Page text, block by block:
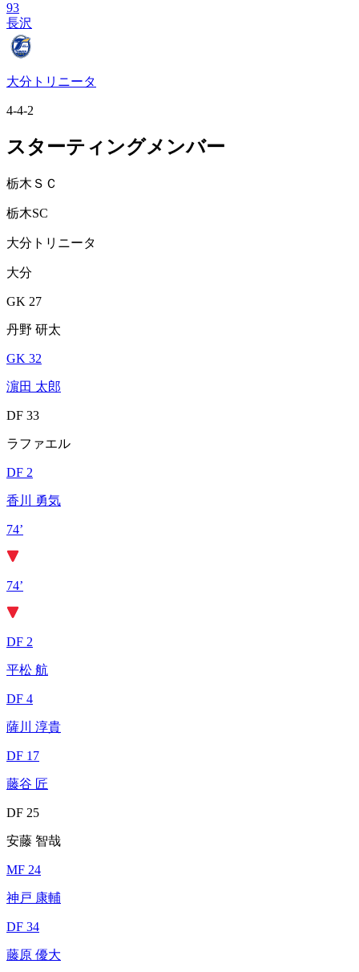
93
長沢
大分トリニータ
4-4-2
スターティングメンバー
栃木ＳＣ
栃木SC
大分トリニータ
大分
GK 27
丹野 研太
GK 32
濵田 太郎
DF 33
ラファエル
DF 2
香川 勇気
74’
74’
DF 2
平松 航
DF 4
薩川 淳貴
DF 17
藤谷 匠
DF 25
安藤 智哉
MF 24
神戸 康輔
DF 34
藤原 優大